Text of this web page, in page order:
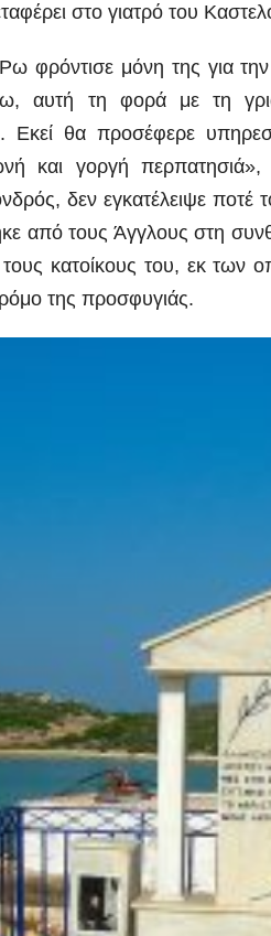
στο γιατρό του
φρόντισε μόνη της για
αυτή τη φορά με τη
Εκεί θα προσέφερε
και γοργή
δεν εγκατέλειψε ποτέ
από τους Άγγλους στη
κατοίκους του, εκ των
της προσφυγιάς.